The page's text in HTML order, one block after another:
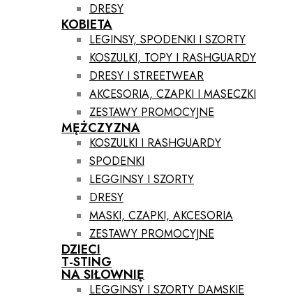
DRESY
KOBIETA
LEGINSY, SPODENKI I SZORTY
KOSZULKI, TOPY I RASHGUARDY
DRESY I STREETWEAR
AKCESORIA, CZAPKI I MASECZKI
ZESTAWY PROMOCYJNE
MĘŻCZYZNA
KOSZULKI I RASHGUARDY
SPODENKI
LEGGINSY I SZORTY
DRESY
MASKI, CZAPKI, AKCESORIA
ZESTAWY PROMOCYJNE
DZIECI
T-STING
NA SIŁOWNIĘ
LEGGINSY I SZORTY DAMSKIE